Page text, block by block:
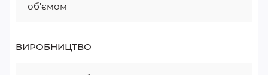
об'ємом
ВИРОБНИЦТВО